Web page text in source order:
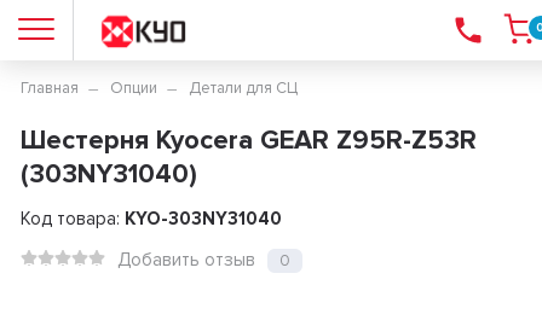
Главная Опции Детали для СЦ
Шестерня Kyocera GEAR Z95R-Z53R
(303NY31040)
Код товара: KYO-303NY31040
Добавить отзыв
0